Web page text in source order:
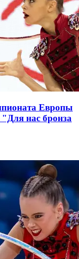
Европы
"Для нас бронза